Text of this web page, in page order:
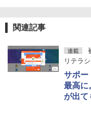
関連記事
連載
リテラ
サポー
最高に
が出て